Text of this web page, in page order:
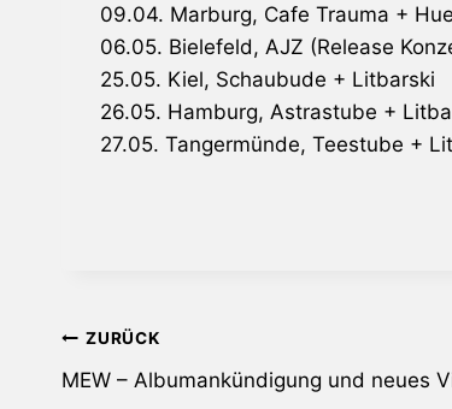
09.04. Marburg, Cafe Trauma +
06.05. Bielefeld, AJZ (Release
25.05. Kiel, Schaubude + Litbarski
26.05. Hamburg, Astrastube +
27.05. Tangermünde, Teestube +
Beitragsnavigation
ZURÜCK
MEW – Albumankündigung und neues